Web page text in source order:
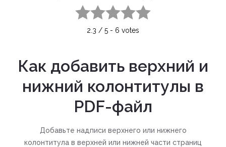
2.3 / 5 - 6 votes
Как добавить верхний и
нижний колонтитулы в
PDF-файл
Добавьте надписи верхнего или нижнего
колонтитула в верхней или нижней части страниц